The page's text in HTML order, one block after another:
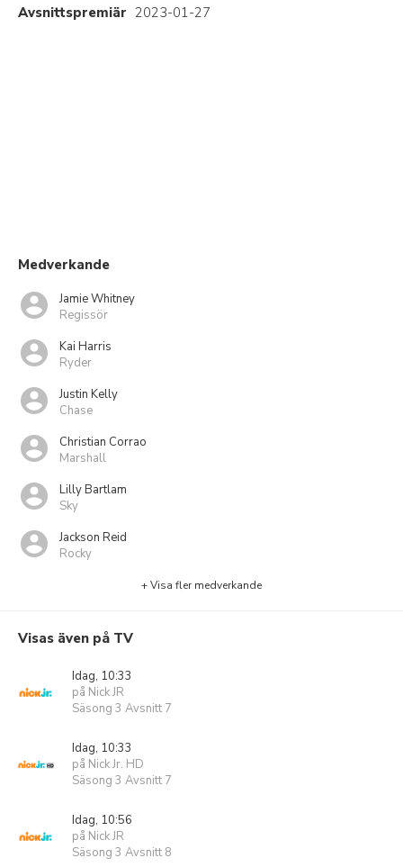
Avsnittspremiär 2023-01-27
Medverkande
Jamie Whitney
Regissör
Kai Harris
Ryder
Justin Kelly
Chase
Christian Corrao
Marshall
Lilly Bartlam
Sky
Jackson Reid
Rocky
+ Visa fler medverkande
Visas även på TV
Idag, 10:33
på Nick JR
Säsong 3 Avsnitt 7
Idag, 10:33
på Nick Jr. HD
Säsong 3 Avsnitt 7
Idag, 10:56
på Nick JR
Säsong 3 Avsnitt 8